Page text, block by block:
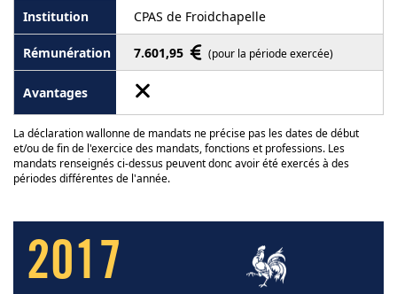
CPAS de Froidchapelle
7.601,95 (pour la période exercée)
La déclaration wallonne de mandats ne précise pas les dates de début
et/ou de fin de l'exercice des mandats, fonctions et professions. Les
mandats renseignés ci-dessus peuvent donc avoir été exercés à des
périodes différentes de l'année.
2017